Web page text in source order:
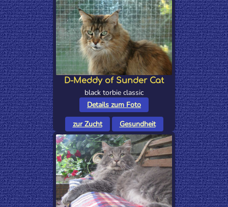
D-Meddy of Sunder Cat
black torbie classic
Details zum Foto
zur Zucht
Gesundheit